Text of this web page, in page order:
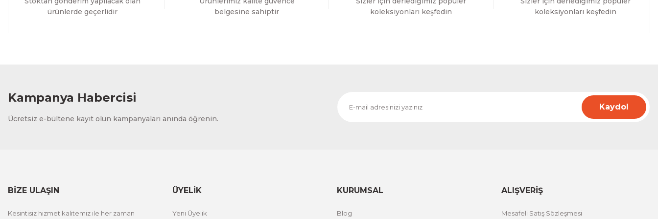
ürünlerde geçerlidir
belgesine sahiptir
koleksiyonları keşfedin
koleksiyonları keşfedin
Kampanya Habercisi
Ücretsiz e-bültene kayıt olun kampanyaları anında öğrenin.
Kaydol
BİZE ULAŞIN
Kesintisiz hizmet kalitemiz ile her zaman
ÜYELİK
Yeni Üyelik
KURUMSAL
Blog
ALIŞVERİŞ
Mesafeli Satış Sözleşmesi